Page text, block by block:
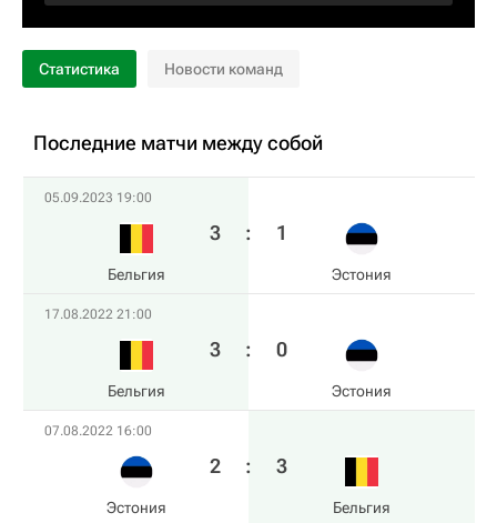
Статистика Новости команд
Последние матчи между собой
05.09.2023 19:00
Бельгия
3 : 1
Эстония
17.08.2022 21:00
Бельгия
3 : 0
Эстония
07.08.2022 16:00
Эстония
2 : 3
Бельгия